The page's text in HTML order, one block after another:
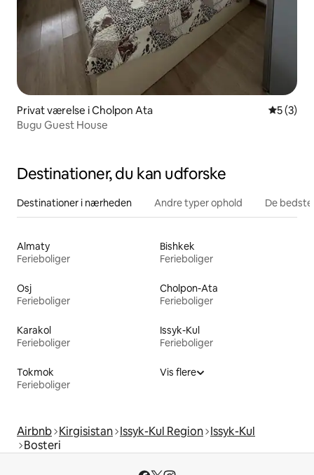
Privat værelse i Cholpon Ata 5 ud af 5
5 (3)
Bugu Guest House
Destinationer, du kan udforske
Destinationer i nærheden Andre typer ophold De
Almaty
Ferieboliger
Bishkek
Ferieboliger
Osj
Ferieboliger
Cholpon-Ata
Ferieboliger
Karakol
Ferieboliger
Issyk-Kul
Ferieboliger
Tokmok
Ferieboliger
Vis flere
Airbnb Kirgisistan Issyk-Kul Region Issyk-Kul
Bosteri